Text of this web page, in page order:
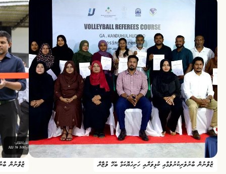
ޒުވާނުން ބާރުވެރިކުރުވުމާއި ކުޅިވަރާއި ހަށިހެޔޮކަމާ ބެހޭ ވުޒާރާ ޒުވާނުން